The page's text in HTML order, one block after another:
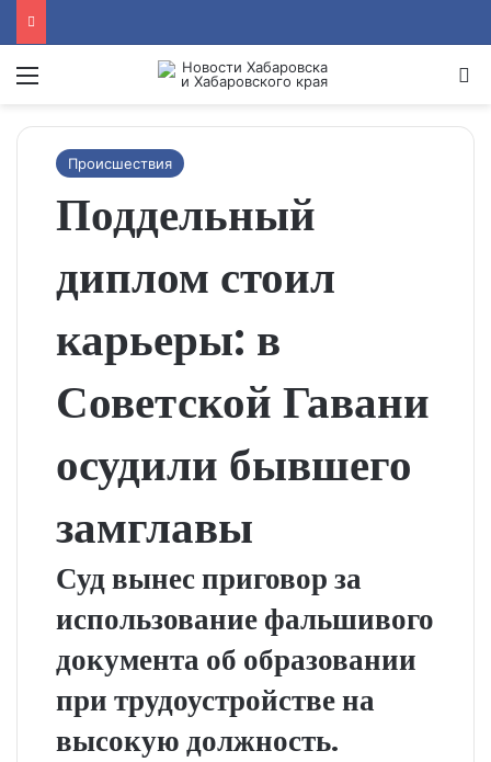
Menu
Происшествия
Поддельный
диплом стоил
карьеры: в
Советской Гавани
осудили бывшего
замглавы
Суд вынес приговор за
использование фальшивого
документа об образовании
при трудоустройстве на
высокую должность.